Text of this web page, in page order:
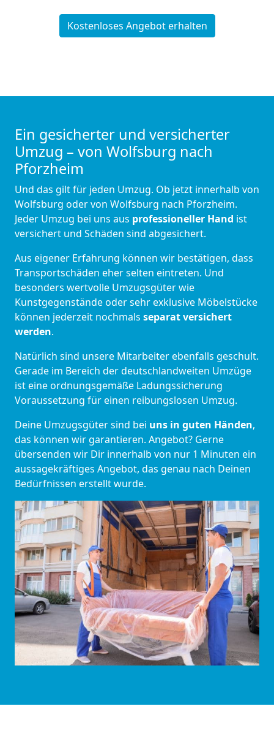
Kostenloses Angebot erhalten
Ein gesicherter und versicherter
Umzug – von Wolfsburg nach
Pforzheim
Und das gilt für jeden Umzug. Ob jetzt innerhalb von
Wolfsburg oder von Wolfsburg nach Pforzheim.
Jeder Umzug bei uns aus professioneller Hand ist
versichert und Schäden sind abgesichert.
Aus eigener Erfahrung können wir bestätigen, dass
Transportschäden eher selten eintreten. Und
besonders wertvolle Umzugsgüter wie
Kunstgegenstände oder sehr exklusive Möbelstücke
können jederzeit nochmals separat versichert
werden.
Natürlich sind unsere Mitarbeiter ebenfalls geschult.
Gerade im Bereich der deutschlandweiten Umzüge
ist eine ordnungsgemäße Ladungssicherung
Voraussetzung für einen reibungslosen Umzug.
Deine Umzugsgüter sind bei uns in guten Händen,
das können wir garantieren. Angebot? Gerne
übersenden wir Dir innerhalb von nur 1 Minuten ein
aussagekräftiges Angebot, das genau nach Deinen
Bedürfnissen erstellt wurde.